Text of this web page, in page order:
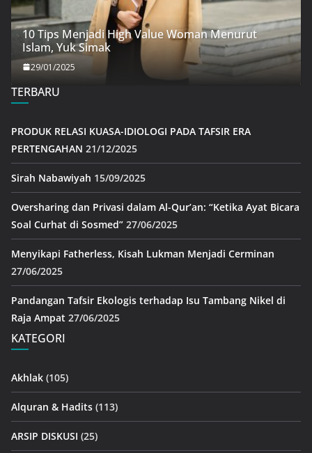
10 Tips Menjadi High Value Woman Menurut
Islam, Yuk Simak
29/01/2025
TERBARU
PRODUK RELASI KUASA-IDIOLOGI PADA TAFSIR ERA
PERTENGAHAN 21/12/2025
Sirah Nabawiyah 15/09/2025
Oversharing dan Privasi dalam Al-Qur’an: “Ketika Ayat Bicara
Soal Curhat di Sosmed” 27/06/2025
Menyikapi Fatherless, Kisah Lukman Menjadi Cerminan
27/06/2025
Pandangan Tafsir Ekologis terhadap Isu Tambang Nikel di
Raja Ampat 27/06/2025
KATEGORI
Akhlak (105)
Alquran & Hadits (113)
ARSIP DISKUSI (25)